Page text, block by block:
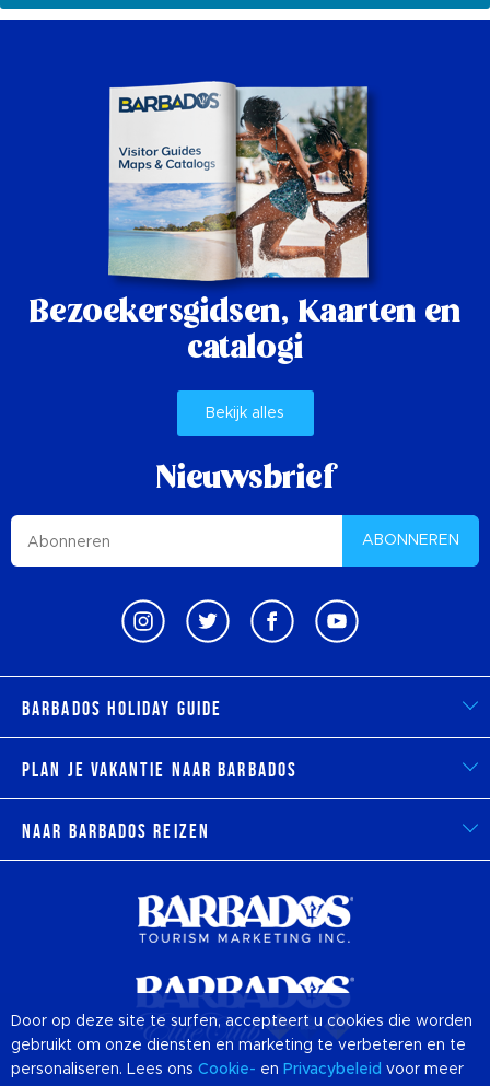
Bezoekersgidsen, Kaarten en
catalogi
Bekijk alles
Nieuwsbrief
ABONNEREN
Barbados Holiday Guide
Plan je vakantie naar Barbados
Naar Barbados reizen
Door op deze site te surfen, accepteert u cookies die worden
gebruikt om onze diensten en marketing te verbeteren en te
personaliseren. Lees ons Cookie- en Privacybeleid voor meer